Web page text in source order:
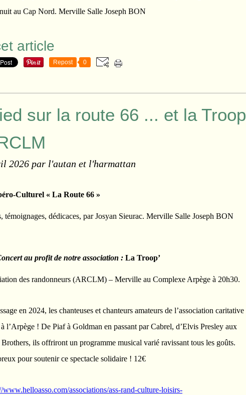
au Cap Nord. Merville Salle Joseph BON
article
Repost 0
sur la route 66 ... et la Troop
2026 par l'autan et l'harmattan
Culturel « La Route 66 »
témoignages, dédicaces, par Josyan Sieurac. Merville Salle Joseph BON
au profit de notre association : La Troop’
des randonneurs (ARCLM) – Merville au Complexe Arpège à 20h30.
en 2024, les chanteuses et chanteurs amateurs de l’association caritative
l’Arpège ! De Piaf à Goldman en passant par Cabrel, d’Elvis Presley aux
ils offriront un programme musical varié ravissant tous les goûts.
pour soutenir ce spectacle solidaire ! 12€
www.helloasso.com/associations/ass-rand-culture-loisirs-